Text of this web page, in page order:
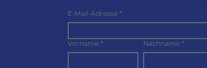
E-Mail-Adresse *
Vorname * Nachname *